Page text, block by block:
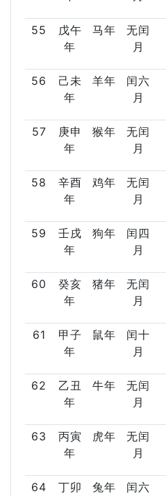
55
戊午
年
马年
无闰
月
56
己未
年
羊年
闰六
月
57
庚申
年
猴年
无闰
月
58
辛酉
年
鸡年
无闰
月
59
壬戌
年
狗年
闰四
月
60
癸亥
年
猪年
无闰
月
61
甲子
年
鼠年
闰十
月
62
乙丑
年
牛年
无闰
月
63
丙寅
年
虎年
无闰
月
64
丁卯
兔年
闰六